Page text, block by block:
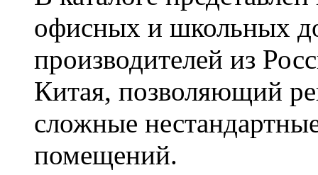
офисных и школьных
производителей из
Китая, позволяющий
сложные
помещений.